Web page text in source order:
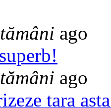
ago
ago
tara